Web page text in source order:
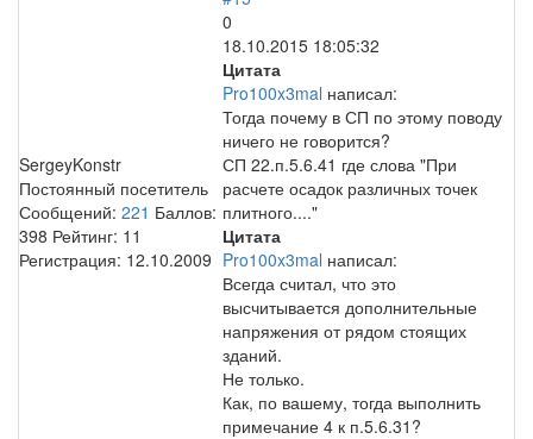
SergeyKonstr
Постоянный посетитель
Сообщений: 221 Баллов:
398 Рейтинг: 11
Регистрация: 12.10.2009
0
18.10.2015 18:05:32
Цитата
Pro100x3mal написал:
Тогда почему в СП по этому поводу
ничего не говорится?
СП 22.п.5.6.41 где слова "При
расчете осадок различных точек
плитного...."
Цитата
Pro100x3mal написал:
Всегда считал, что это
высчитывается дополнительные
напряжения от рядом стоящих
зданий.
Не только.
Как, по вашему, тогда выполнить
примечание 4 к п.5.6.31?